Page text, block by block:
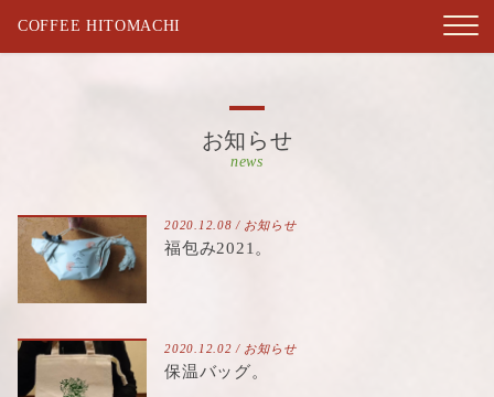
COFFEE HITOMACHI
お知らせ
news
2020.12.08 / お知らせ
福包み2021。
2020.12.02 / お知らせ
保温バッグ。